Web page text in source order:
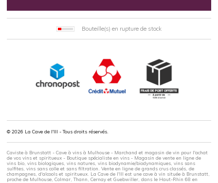
Bouteille(s) en rupture de stock
© 2026 La Cave de l'Ill - Tous droits réservés.
Caviste à Brunstatt - Cave à vins à Mulhouse - Marchand et magasin de vin pour l'achat
de vos vins et spiritueux - Boutique spécialiste en vins - Magasin de vente en ligne de
vins bio, vins biologiques, vins natures, vins biodynamie/biodynamiques, vins sans
sulfites, vins sans colle et sans filtration. Vente en ligne de grands crus classés, de
champagnes, d'alcools et spiritueux. La Cave de l'Ill est une cave à vin située à Brunstatt,
proche de Mulhouse, Colmar, Thann, Cernay et Guebwiller, dans le Haut-Rhin 68 en